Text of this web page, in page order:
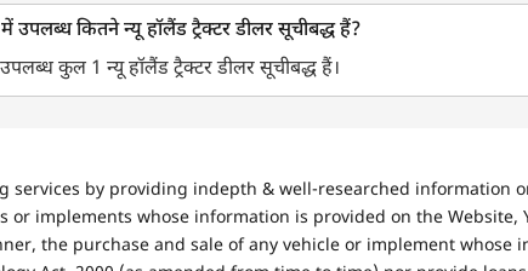
उपलब्ध कितने न्यू हॉलैंड ट्रैक्टर डीलर सूचीबद्ध हैं?
कुल 1 न्यू हॉलैंड ट्रैक्टर डीलर सूचीबद्ध हैं।
services by providing indepth & well-researched information
or implements whose information is provided on the Website,
the purchase and sale of any vehicle or implement